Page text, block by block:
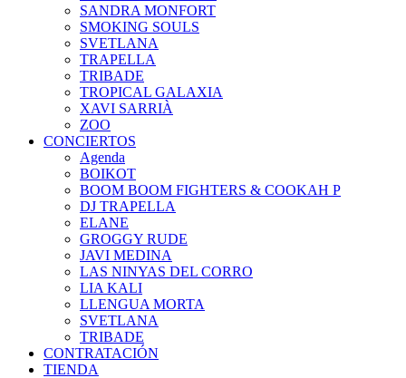
SANDRA MONFORT
SMOKING SOULS
SVETLANA
TRAPELLA
TRIBADE
TROPICAL GALAXIA
XAVI SARRIÀ
ZOO
CONCIERTOS
Agenda
BOIKOT
BOOM BOOM FIGHTERS & COOKAH P
DJ TRAPELLA
ELANE
GROGGY RUDE
JAVI MEDINA
LAS NINYAS DEL CORRO
LIA KALI
LLENGUA MORTA
SVETLANA
TRIBADE
CONTRATACIÓN
TIENDA